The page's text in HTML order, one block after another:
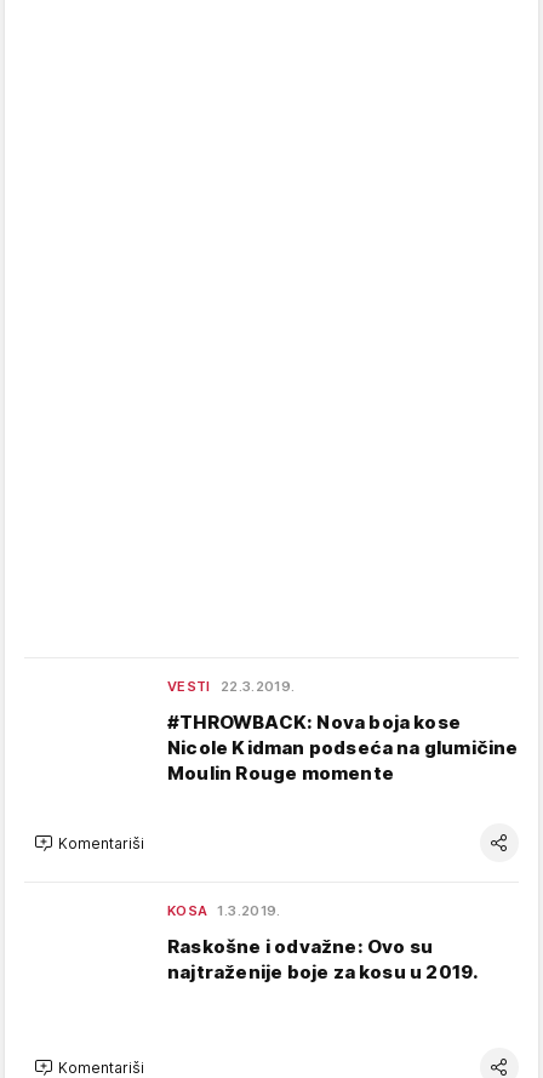
VESTI 22.3.2019.
#THROWBACK: Nova boja kose
Nicole Kidman podseća na glumičine
Moulin Rouge momente
Komentariši
KOSA 1.3.2019.
Raskošne i odvažne: Ovo su
najtraženije boje za kosu u 2019.
Komentariši